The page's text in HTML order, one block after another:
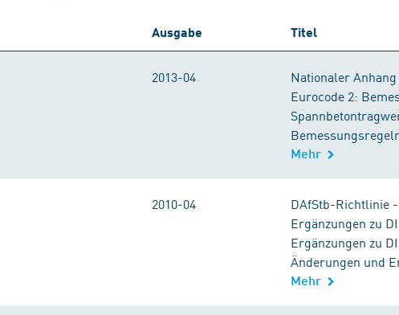
Ausgabe Titel
2013-04
Nationaler
Eurocode 2:
Mehr
2010-04
DAfStb-Richtlinie
Ergänzungen zu
Ergänzungen zu
Änderungen und
Mehr